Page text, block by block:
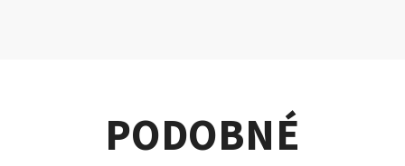
PODOBNÉ